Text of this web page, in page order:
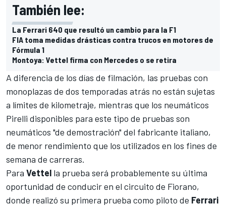
También lee:
La Ferrari 640 que resultó un cambio para la F1
FIA toma medidas drásticas contra trucos en motores de
Fórmula 1
Montoya: Vettel firma con Mercedes o se retira
A diferencia de los días de filmación, las pruebas con
monoplazas de dos temporadas atrás no están sujetas
a límites de kilometraje, mientras que los neumáticos
Pirelli disponibles para este tipo de pruebas son
neumáticos "de demostración" del fabricante italiano,
de menor rendimiento que los utilizados en los fines de
semana de carreras.
Para Vettel la prueba será probablemente su última
oportunidad de conducir en el circuito de Fiorano,
donde realizó su primera prueba como piloto de Ferrari